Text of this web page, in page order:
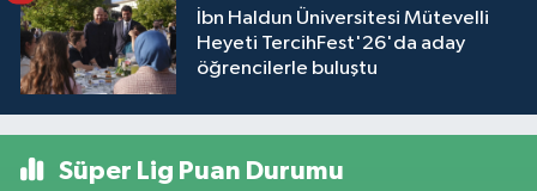
İbn Haldun Üniversitesi Mütevelli
Heyeti TercihFest'26'da aday
öğrencilerle buluştu
Süper Lig Puan Durumu